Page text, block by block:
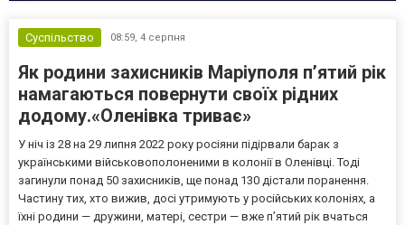
Суспільство 08:59, 4 серпня
Як родини захисників Маріуполя пʼятий рік
намагаються повернути своїх рідних
додому.«Оленівка триває»
У ніч із 28 на 29 липня 2022 року росіяни підірвали барак з
українськими військовополоненими в колонії в Оленівці. Тоді
загинули понад 50 захисників, ще понад 130 дістали поранення.
Частину тих, хто вижив, досі утримують у російських колоніях, а
їхні родини — дружини, матері, сестри — вже п’ятий рік вчаться